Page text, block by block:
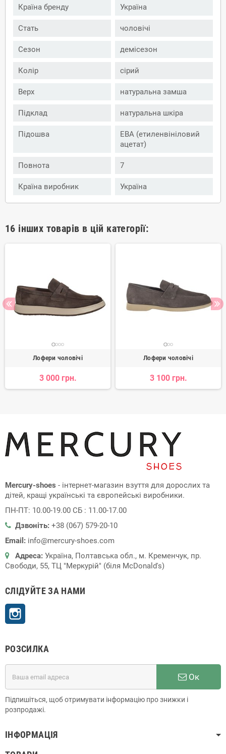
Країна бренду Україна
Стать чоловічі
Сезон демісезон
Колір сірий
Верх натуральна замша
Підклад натуральна шкіра
Підошва
ЕВА (етиленвініловий
ацетат)
Повнота 7
Країна виробник Україна
16 інших товарів в цій категорії:
Лофери чоловічі
3 000 грн.
Лофери чоловічі
3 100 грн.
Mercury-shoes - інтернет-магазин взуття для дорослих та
дітей, кращі українські та європейські виробники.
ПН-ПТ: 10.00-19.00 СБ : 11.00-17.00
Дзвоніть: +38 (067) 579-20-10
Email: info@mercury-shoes.com
Адреса: Україна, Полтавська обл., м. Кременчук, пр.
Свободи, 55, ТЦ "Меркурій" (біля McDonald's)
СЛІДУЙТЕ ЗА НАМИ
РОЗСИЛКА
Ок
Підпишіться, щоб отримувати інформацію про знижки і
розпродажі.
ІНФОРМАЦІЯ